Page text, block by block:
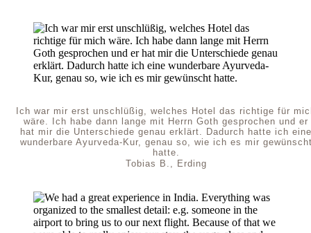
Ich war mir erst unschlüßig, welches Hotel das richtige für
wäre. Ich habe dann lange mit Herrn Goth gesprochen und er
hat mir die Unterschiede genau erklärt. Dadurch hatte ich eine
wunderbare Ayurveda-Kur, genau so, wie ich es mir
hatte.
Tobias B., Erding